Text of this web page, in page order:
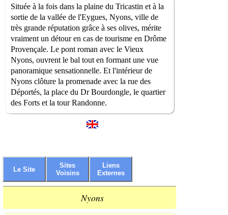
Située à la fois dans la plaine du Tricastin et à la
sortie de la vallée de l'Eygues, Nyons, ville de
très grande réputation grâce à ses olives, mérite
vraiment un détour en cas de tourisme en Drôme
Provençale. Le pont roman avec le Vieux
Nyons, ouvrent le bal tout en formant une vue
panoramique sensationnelle. Et l'intérieur de
Nyons clôture la promenade avec la rue des
Déportés, la place du Dr Bourdongle, le quartier
des Forts et la tour Randonne.
Le Site
Sites
Voisins
Liens
Externes
Nyons